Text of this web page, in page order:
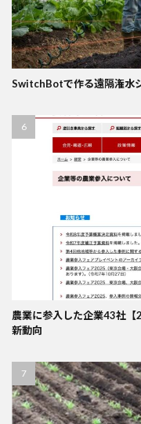
SwitchBotで作る遠隔潅水
農業に参入した企業43社
新動向